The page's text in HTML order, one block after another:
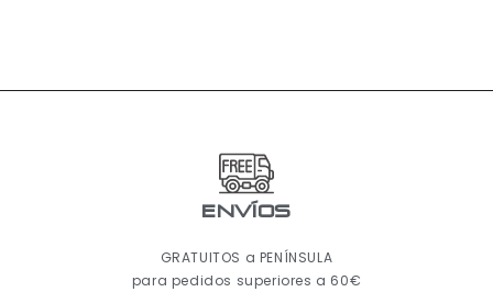
ENVÍOS
GRATUITOS a PENÍNSULA
para pedidos superiores a 60€